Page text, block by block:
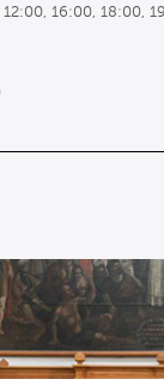
16:00, 18:00,